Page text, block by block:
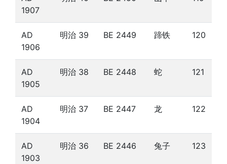
1907
AD
1906
明治 39 BE 2449 蹄铁 120
AD
1905
明治 38 BE 2448 蛇 121
AD
1904
明治 37 BE 2447 龙 122
AD
1903
明治 36 BE 2446 兔子 123